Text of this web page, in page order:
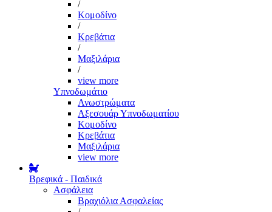
/
Κομοδίνο
/
Κρεβάτια
/
Μαξιλάρια
/
view more
Υπνοδωμάτιο
Ανωστρώματα
Αξεσουάρ Υπνοδωματίου
Κομοδίνο
Κρεβάτια
Μαξιλάρια
view more
Βρεφικά - Παιδικά
Ασφάλεια
Βραχιόλια Ασφαλείας